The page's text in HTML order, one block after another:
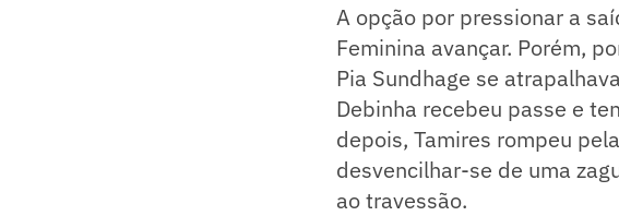
A opção por pressionar a
Feminina avançar. Porém,
Pia Sundhage se
Debinha recebeu passe e
depois, Tamires rompeu
desvencilhar-se de uma
ao travessão.